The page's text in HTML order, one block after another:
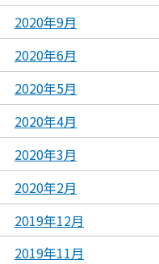
2020年9月
2020年6月
2020年5月
2020年4月
2020年3月
2020年2月
2019年12月
2019年11月